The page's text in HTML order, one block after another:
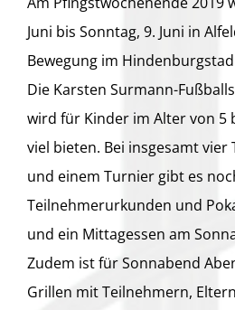
Juni bis Sonntag, 9. Juni in
Bewegung im
Die Karsten Surmann-
wird für Kinder im Alter von 5
viel bieten. Bei insgesamt
und einem Turnier gibt es
Teilnehmerurkunden und
und ein Mittagessen am
Zudem ist für Sonnabend
Grillen mit Teilnehmern,